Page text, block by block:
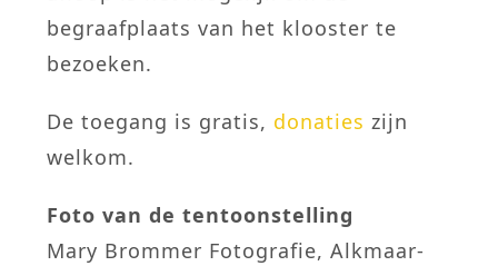
begraafplaats van het klooster te
bezoeken.
De toegang is gratis, donaties zijn
welkom.
Foto van de tentoonstelling
Mary Brommer Fotografie, Alkmaar-